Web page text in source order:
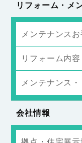
リフォーム・メ
メンテナンス
リフォーム内
メンテナンス
会社情報